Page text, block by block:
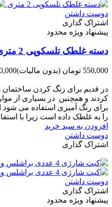
دوست داشتن
اشتراک گذاری
پیشنهاد ویژه محدود
دسته غلطک تلسکوپی 2 متری
550,000 تومان (بدون مالیات)590,000
در قدیم برای رنگ کردن ساختمان
کردند و همچنین در بسیاری از
برای رنگ آمیزی استفاده می
را به غلطک داده است زیرا با
افزودن به سبد خرید
دوست داشتن
اشتراک گذاری
دوست داشتن
اشتراک گذاری
پیشنهاد ویژه محدود